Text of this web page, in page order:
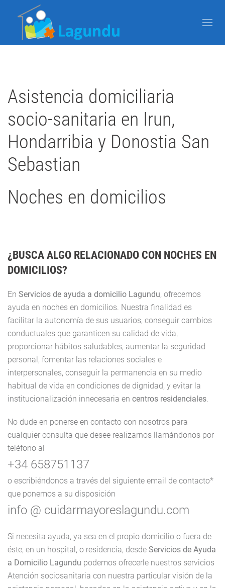
Asistencia domiciliaria
socio-sanitaria en Irun,
Hondarribia y Donostia San
Sebastian
Noches en domicilios
¿BUSCA ALGO RELACIONADO CON NOCHES EN
DOMICILIOS?
En Servicios de ayuda a domicilio Lagundu, ofrecemos
ayuda en noches en domicilios. Nuestra finalidad es
facilitar la autonomía de sus usuarios, conseguir cambios
conductuales que garanticen su calidad de vida,
proporcionar hábitos saludables, aumentar la seguridad
personal, fomentar las relaciones sociales e
interpersonales, conseguir la permanencia en su medio
habitual de vida en condiciones de dignidad, y evitar la
institucionalización innecesaria en centros residenciales.
No dude en ponerse en contacto con nosotros para
cualquier consulta que desee realizarnos llamándonos por
teléfono al
+34 658751137
o escribiéndonos a través del siguiente email de contacto*
que ponemos a su disposición
info @ cuidarmayoreslagundu.com
Si necesita ayuda, ya sea en el propio domicilio o fuera de
éste, en un hospital, o residencia, desde Servicios de Ayuda
a Domicilio Lagundu podemos ofrecerle nuestros servicios
Atención sociosanitaria con nuestra particular visión de la